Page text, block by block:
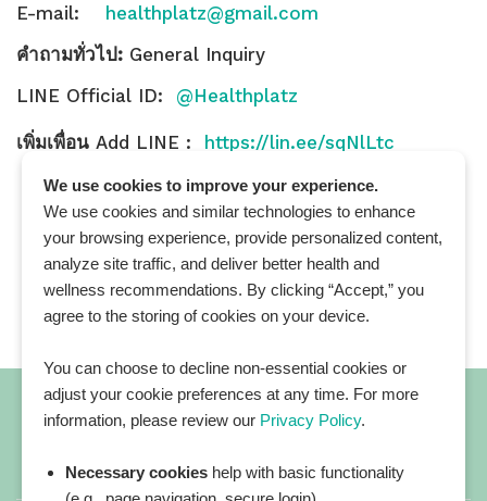
E-mail: healthplatz@gmail.com
คำถามทั่วไป: General Inquiry
LINE Official ID: @Healthplatz
เพิ่มเพื่อน Add LINE : https://lin.ee/sqNlLtc
All blog posts
We use cookies to improve your experience.
We use cookies and similar technologies to enhance
your browsing experience, provide personalized content,
analyze site traffic, and deliver better health and
wellness recommendations. By clicking “Accept,” you
agree to the storing of cookies on your device.
You can choose to decline non-essential cookies or
adjust your cookie preferences at any time. For more
information, please review our Privacy Policy.
Necessary cookies help with basic functionality